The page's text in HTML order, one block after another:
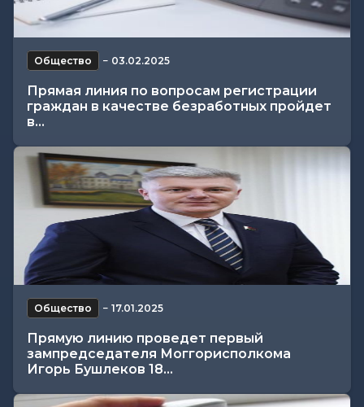
Общество − 03.02.2025
Прямая линия по вопросам регистрации
граждан в качестве безработных пройдет
в...
Общество − 17.01.2025
Прямую линию проведет первый
зампредседателя Моггорисполкома
Игорь Бушлеков 18...